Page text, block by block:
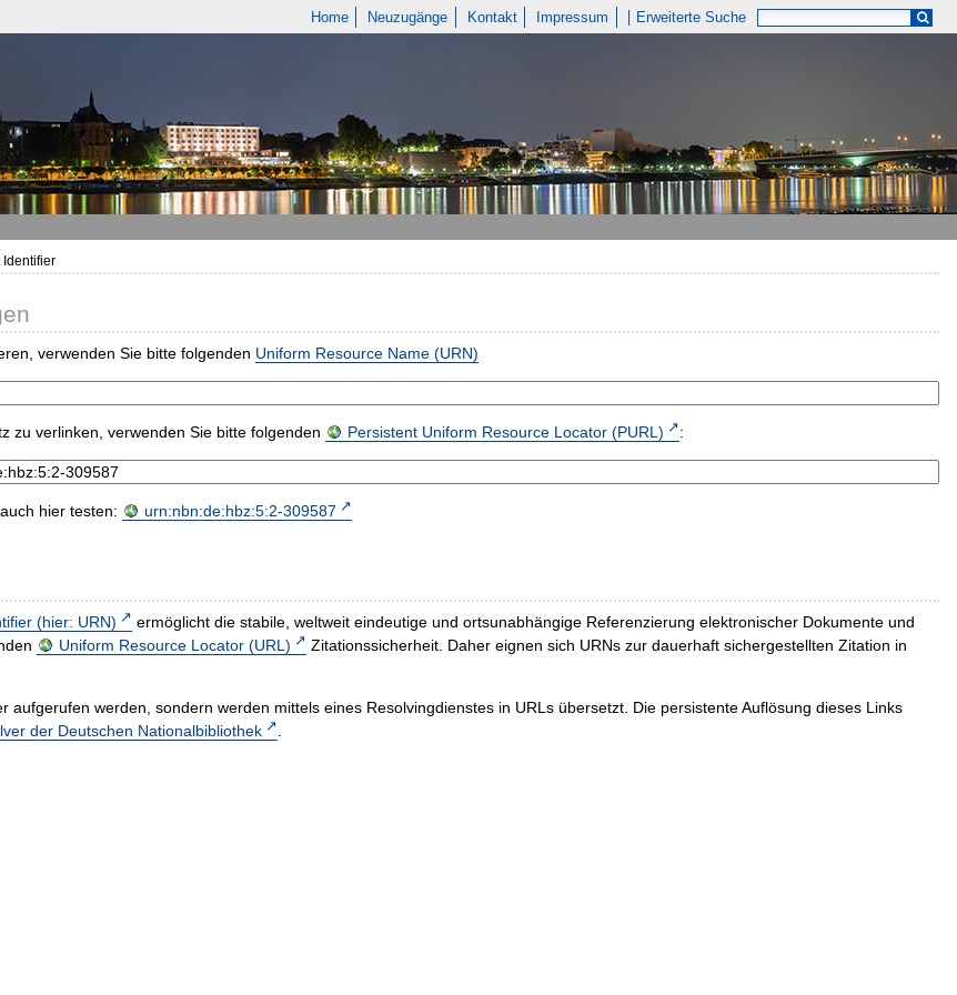
Home Neuzugänge Kontakt Impressum Erweiterte Suche
Identifier
verwenden Sie bitte folgenden Uniform Resource Name (URN)
zu verlinken, verwenden Sie bitte folgenden Persistent Uniform Resource Locator (PURL) :
hier testen: urn:nbn:de:hbz:5:2-309587
(hier: URN)
ermöglicht die stabile, weltweit eindeutige und ortsunabhängige Referenzierung elektronischer Dokumente und
Uniform Resource Locator (URL)
Zitationssicherheit. Daher eignen sich URNs zur dauerhaft sichergestellten Zitation in
aufgerufen werden, sondern werden mittels eines Resolvingdienstes in URLs übersetzt. Die persistente Auflösung dieses Links
der Deutschen Nationalbibliothek .